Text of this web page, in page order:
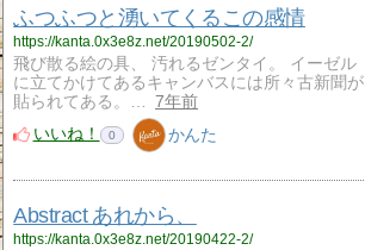
ふつふつと湧いてくるこの感情
https://kanta.0x3e8z.net/20190502-2/
飛び散る絵の具、 汚れるゼンタイ。 イーゼル
に立てかけてあるキャンバスには所々古新聞が
貼られてある。…
7年前
いいね！
0 かんた
Abstract あれから、
https://kanta.0x3e8z.net/20190422-2/